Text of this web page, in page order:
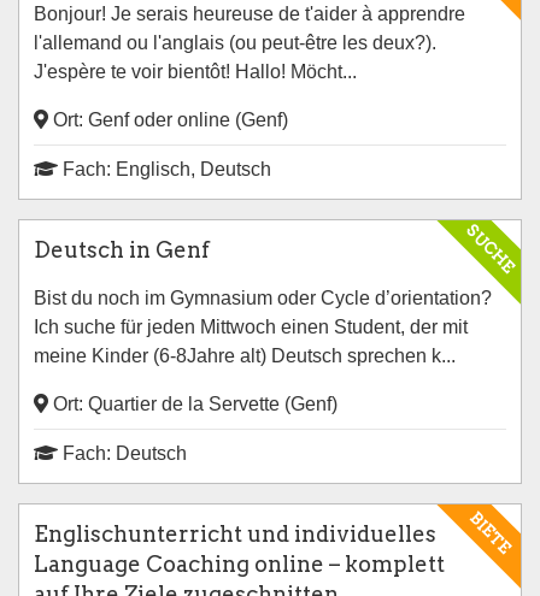
Bonjour! Je serais heureuse de t'aider à apprendre
l'allemand ou l'anglais (ou peut-être les deux?).
J'espère te voir bientôt! Hallo! Möcht...
Ort: Genf oder online (Genf)
Fach: Englisch, Deutsch
SUCHE
Deutsch in Genf
Bist du noch im Gymnasium oder Cycle d’orientation?
Ich suche für jeden Mittwoch einen Student, der mit
meine Kinder (6-8Jahre alt) Deutsch sprechen k...
Ort: Quartier de la Servette (Genf)
Fach: Deutsch
BIETE
Englischunterricht und individuelles
Language Coaching online – komplett